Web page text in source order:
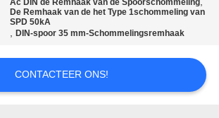
Ac DIN de Remhaak van de Spoorschommeling
De Remhaak van de het Type 1schommeling van
SPD 50kA
,DIN-spoor 35 mm-Schommelingsremhaak
CONTACTEER ONS!